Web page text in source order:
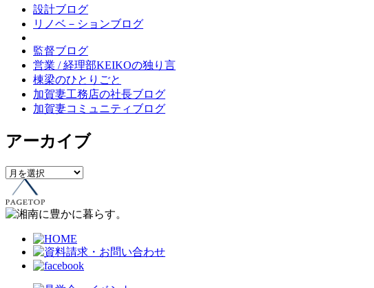
設計ブログ
リノベ－ションブログ
監督ブログ
営業 / 経理部KEIKOの独り言
棟梁のひとりごと
加賀妻工務店の社長ブログ
加賀妻コミュニティブログ
アーカイブ
ア
カ
イ